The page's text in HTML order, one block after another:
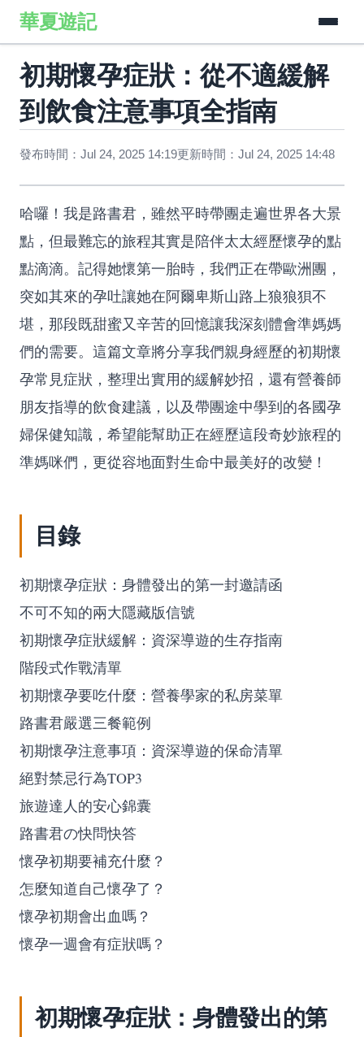
華夏遊記
初期懷孕症狀：從不適緩解
到飲食注意事項全指南
發布時間：Jul 24, 2025 14:19更新時間：Jul 24, 2025 14:48
哈囉！我是路書君，雖然平時帶團走遍世界各大景
點，但最難忘的旅程其實是陪伴太太經歷懷孕的點
點滴滴。記得她懷第一胎時，我們正在帶歐洲團，
突如其來的孕吐讓她在阿爾卑斯山路上狼狼狽不
堪，那段既甜蜜又辛苦的回憶讓我深刻體會準媽媽
們的需要。這篇文章將分享我們親身經歷的初期懷
孕常見症狀，整理出實用的緩解妙招，還有營養師
朋友指導的飲食建議，以及帶團途中學到的各國孕
婦保健知識，希望能幫助正在經歷這段奇妙旅程的
準媽咪們，更從容地面對生命中最美好的改變！
目錄
初期懷孕症狀：身體發出的第一封邀請函
不可不知的兩大隱藏版信號
初期懷孕症狀緩解：資深導遊的生存指南
階段式作戰清單
初期懷孕要吃什麼：營養學家的私房菜單
路書君嚴選三餐範例
初期懷孕注意事項：資深導遊的保命清單
絕對禁忌行為TOP3
旅遊達人的安心錦囊
路書君の快問快答
懷孕初期要補充什麼？
怎麼知道自己懷孕了？
懷孕初期會出血嗎？
懷孕一週會有症狀嗎？
初期懷孕症狀：身體發出的第